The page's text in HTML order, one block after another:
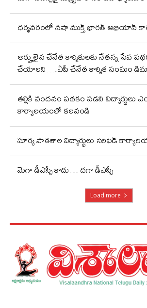
ధర్మవరంలో నషా ముక్త్ భారత్ అభియాన్
అర్హులైన చేనేత కార్మికులకు నేతన్న సేవ
చేయాలని….ఏపీ చేనేత కార్మిక సంఘం
తల్లికి వందనం పథకం పడని విద్యార్థులు
కార్యాలయంలో కలవండి
సూర్య పాఠశాల విద్యార్థులు సెరిఫెడ్
మెగా డీఎస్సీ కాదు… దగా డీఎస్సీ
Load more